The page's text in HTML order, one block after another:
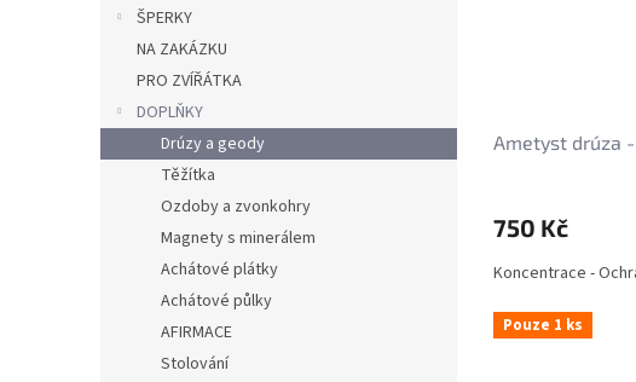
ŠPERKY
NA ZAKÁZKU
PRO ZVÍŘÁTKA
DOPLŇKY
Drúzy a geody
Těžítka
Ozdoby a zvonkohry
Magnety s minerálem
Achátové plátky
Achátové půlky
AFIRMACE
Stolování
Ametyst drúza -
750 Kč
Koncentrace -
Pouze 1 ks